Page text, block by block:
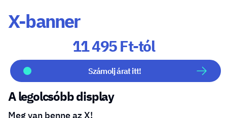
X-banner
11 495 Ft-tól
Számolj árat itt!
A legolcsóbb display
Meg van benne az X!